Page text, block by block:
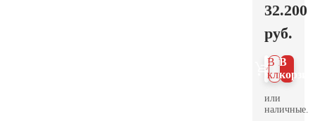
32.200
руб.
В
В 1
клик
или
наличные.